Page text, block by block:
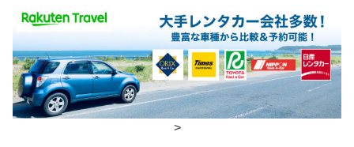
食事場所
朝食 部屋、食事処
夕食 部屋、食事処
チェックイン・チェックアウト時間
>